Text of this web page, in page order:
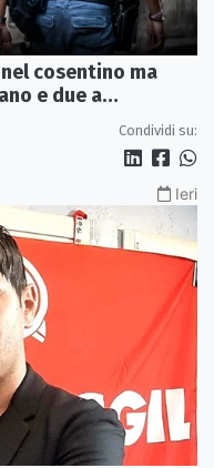
cosentino ma
e due a
Condividi su:
Ieri